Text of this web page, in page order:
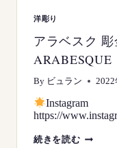
洋彫り
アラベスク
ARABESQUE
By ビュラン 2022
Instagram
https://
続きを読むア